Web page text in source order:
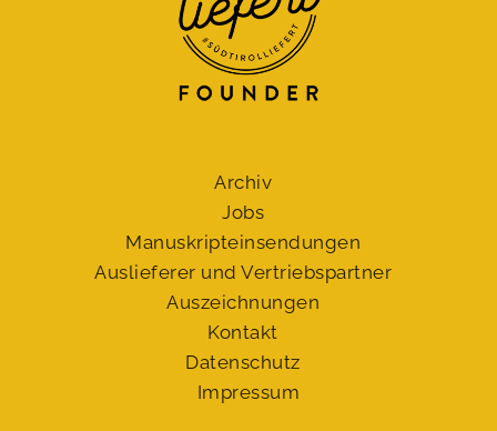
Archiv
Jobs
Manuskript­einsendungen
Auslieferer und Vertriebspartner
Auszeichnungen
Kontakt
Datenschutz
Impressum